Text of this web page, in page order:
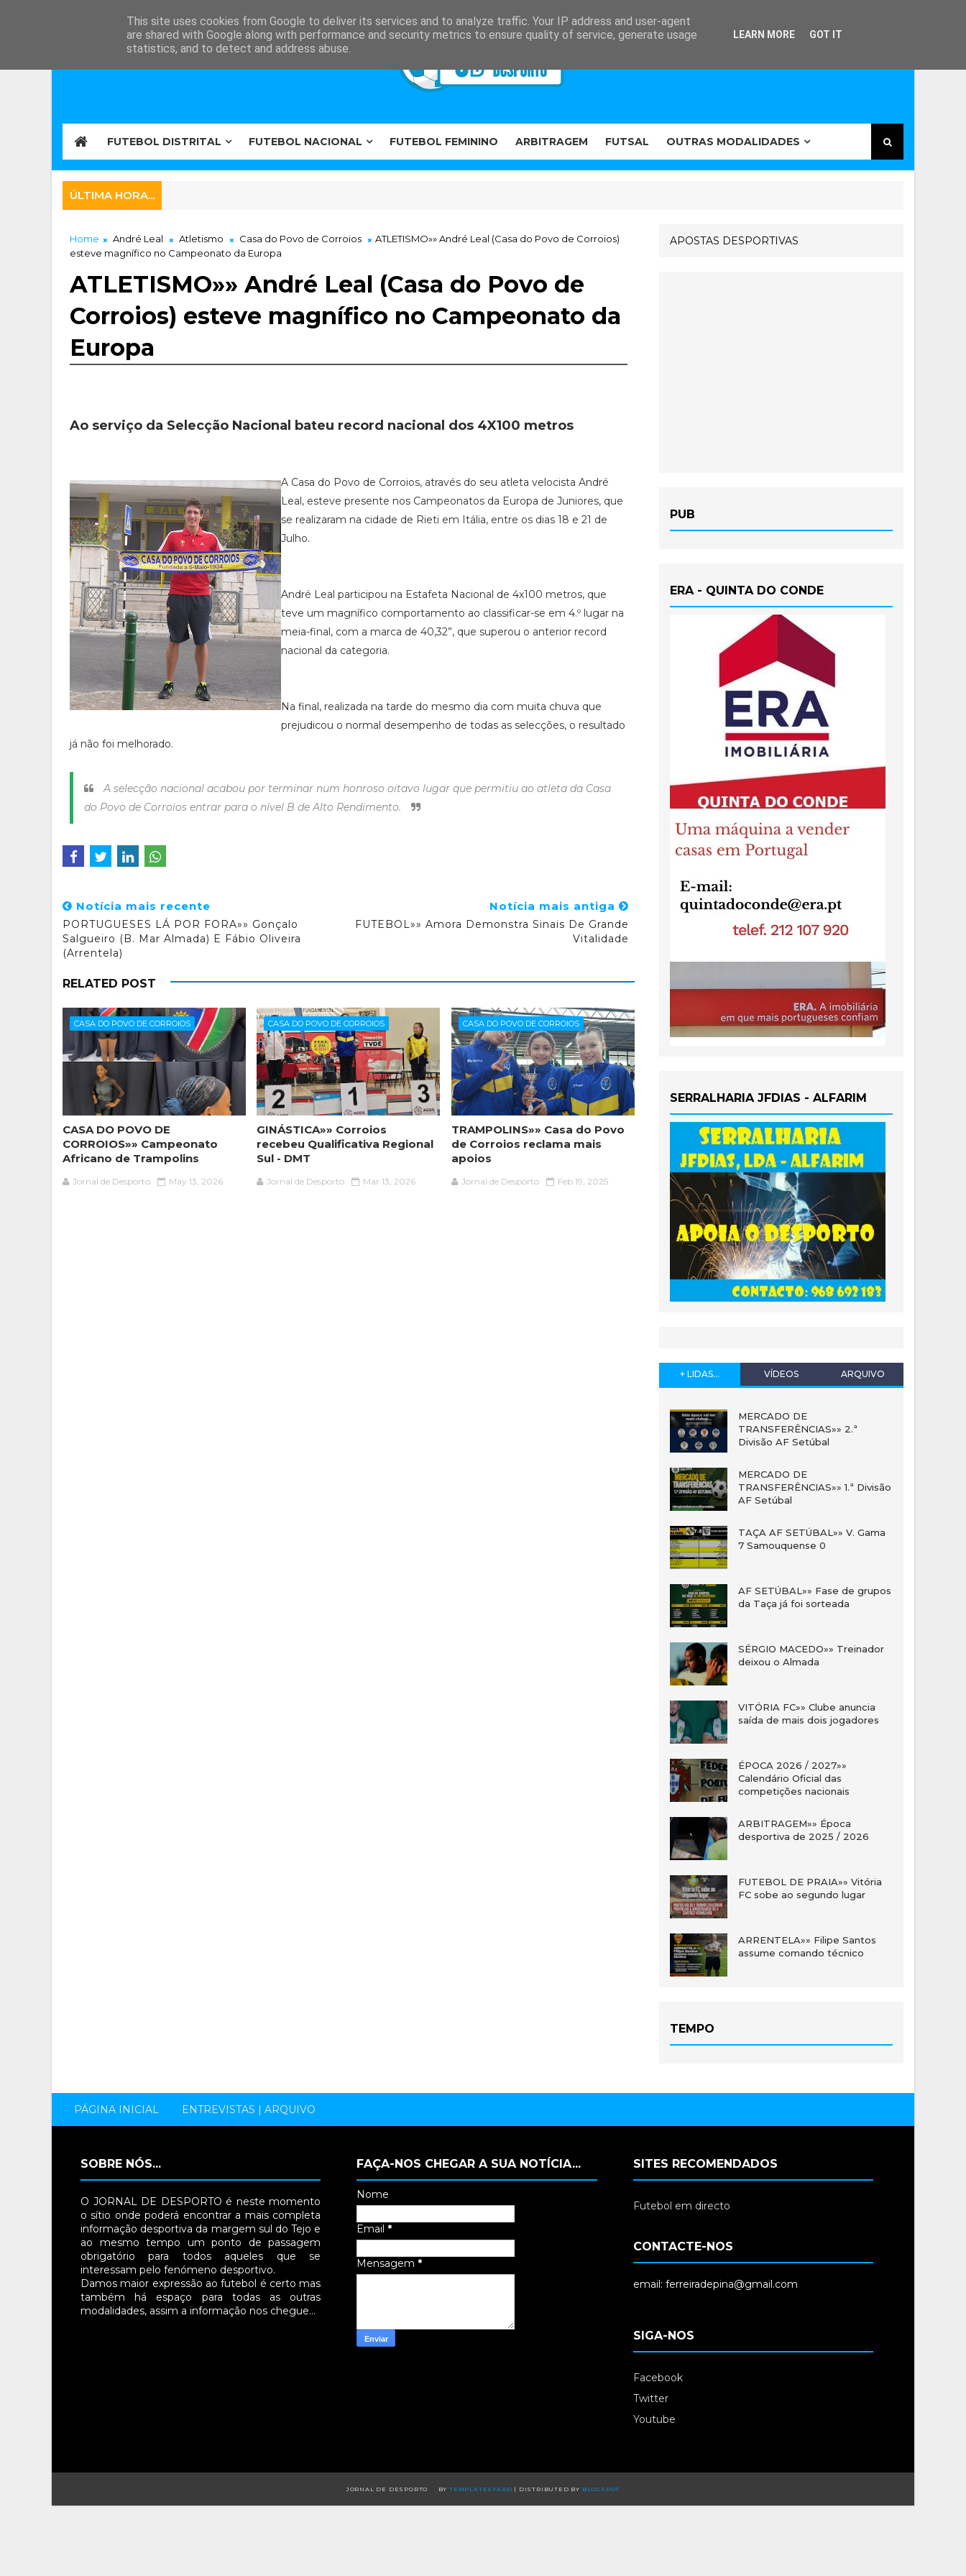
FUTEBOL DISTRITAL FUTEBOL NACIONAL FUTEBOL FEMININO ARBITRAGEM FUTSAL OUTRAS MODALIDADES
ÚLTIMA HORA...
Home André Leal Atletismo Casa do Povo de Corroios
ATLETISMO»» André Leal (Casa do Povo de Corroios)
esteve magnífico no Campeonato da Europa
ATLETISMO»» André Leal (Casa do Povo de
Corroios) esteve magnífico no Campeonato da
Europa
Ao serviço da Selecção Nacional bateu record nacional dos 4X100 metros
A Casa do Povo de Corroios, através do seu atleta velocista André
Leal, esteve presente nos Campeonatos da Europa de Juniores, que
se realizaram na cidade de Rieti em Itália, entre os dias 18 e 21 de
Julho.
André Leal participou na Estafeta Nacional de 4x100 metros, que
teve um magnífico comportamento ao classificar-se em 4.º lugar na
meia-final, com a marca de 40,32”, que superou o anterior record
nacional da categoria.
Na final, realizada na tarde do mesmo dia com muita chuva que
prejudicou o normal desempenho de todas as selecções, o resultado
já não foi melhorado.
A selecção nacional acabou por terminar num honroso oitavo lugar que permitiu ao atleta da Casa
do Povo de Corroios entrar para o nível B de Alto Rendimento.
Notícia mais recente
PORTUGUESES LÁ POR FORA»» Gonçalo
Salgueiro (B. Mar Almada) E Fábio Oliveira
(Arrentela)
Notícia mais antiga
FUTEBOL»» Amora Demonstra Sinais De Grande
Vitalidade
RELATED POST
CASA DO POVO DE CORROIOS
CASA DO POVO DE
CORROIOS»» Campeonato
Africano de Trampolins
Jornal de Desporto May 13, 2026
CASA DO POVO DE CORROIOS
GINÁSTICA»» Corroios
recebeu Qualificativa Regional
Sul - DMT
Jornal de Desporto Mar 13, 2026
CASA DO POVO DE CORROIOS
TRAMPOLINS»» Casa do Povo
de Corroios reclama mais
apoios
Jornal de Desporto Feb 19, 2025
APOSTAS DESPORTIVAS
PUB
ERA - QUINTA DO CONDE
SERRALHARIA JFDIAS - ALFARIM
+ LIDAS... VÍDEOS ARQUIVO
MERCADO DE
TRANSFERÊNCIAS»» 2.ª
Divisão AF Setúbal
MERCADO DE
TRANSFERÊNCIAS»» 1.ª Divisão
AF Setúbal
TAÇA AF SETÚBAL»» V. Gama
7 Samouquense 0
AF SETÚBAL»» Fase de grupos
da Taça já foi sorteada
SÉRGIO MACEDO»» Treinador
deixou o Almada
VITÓRIA FC»» Clube anuncia
saída de mais dois jogadores
ÉPOCA 2026 / 2027»»
Calendário Oficial das
competições nacionais
ARBITRAGEM»» Época
desportiva de 2025 / 2026
FUTEBOL DE PRAIA»» Vitória
FC sobe ao segundo lugar
ARRENTELA»» Filipe Santos
assume comando técnico
TEMPO
PÁGINA INICIAL ENTREVISTAS | ARQUIVO
SOBRE NÓS...
O JORNAL DE DESPORTO é neste momento
o sítio onde poderá encontrar a mais completa
informação desportiva da margem sul do Tejo e
ao mesmo tempo um ponto de passagem
obrigatório para todos aqueles que se
interessam pelo fenómeno desportivo.
Damos maior expressão ao futebol é certo mas
também há espaço para todas as outras
modalidades, assim a informação nos chegue…
FAÇA-NOS CHEGAR A SUA NOTÍCIA...
Nome
Email *
Mensagem *
SITES RECOMENDADOS
Futebol em directo
CONTACTE-NOS
email: ferreiradepina@gmail.com
SIGA-NOS
Facebook
Twitter
Youtube
JORNAL DE DESPORTO BY TEMPLATESYARD | DISTRIBUTED BY BLOGSPOT
This site uses cookies from Google to deliver its services and to analyze traffic. Your IP address and user-agent
are shared with Google along with performance and security metrics to ensure quality of service, generate usage
statistics, and to detect and address abuse.
LEARN MORE GOT IT